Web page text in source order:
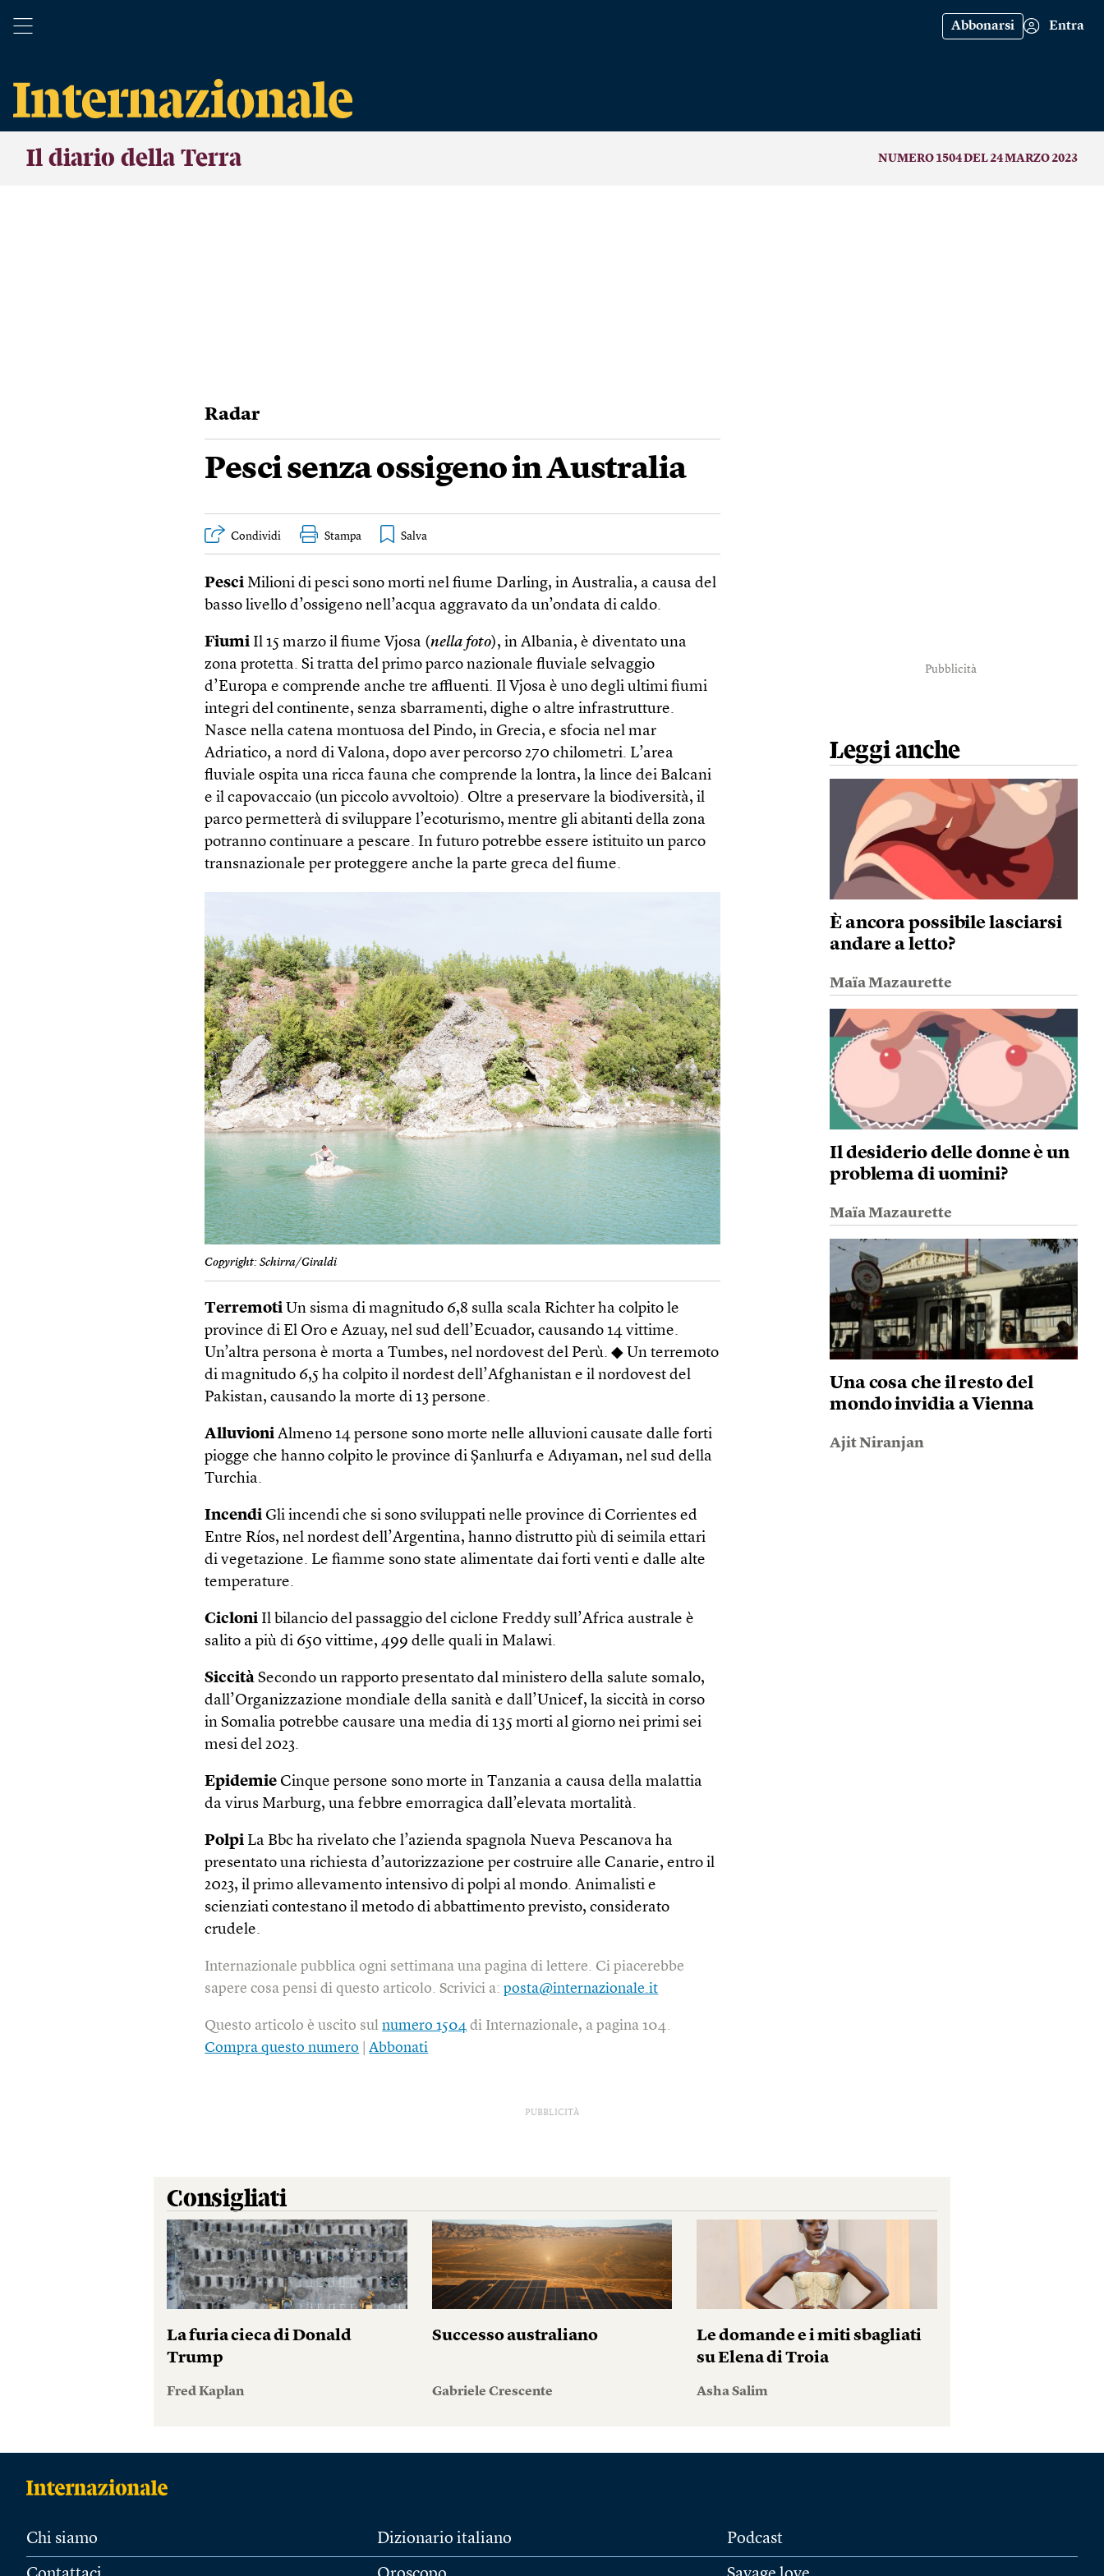
Abbonarsi Entra
Il diario della Terra NUMERO 1504 DEL 24 MARZO 2023
Radar
Pesci senza ossigeno in Australia
Condividi Stampa
Pesci Milioni di pesci sono morti nel fiume Darling, in Australia, a causa del
basso livello d’ossigeno nell’acqua aggravato da un’ondata di caldo.
Fiumi Il 15 marzo il fiume Vjosa (nella foto), in Albania, è diventato una
zona protetta. Si tratta del primo parco nazionale fluviale selvaggio
d’Europa e comprende anche tre affluenti. Il Vjosa è uno degli ultimi fiumi
integri del continente, senza sbarramenti, dighe o altre infrastrutture.
Nasce nella catena montuosa del Pindo, in Grecia, e sfocia nel mar
Adriatico, a nord di Valona, dopo aver percorso 270 chilometri. L’area
fluviale ospita una ricca fauna che comprende la lontra, la lince dei Balcani
e il capovaccaio (un piccolo avvoltoio). Oltre a preservare la biodiversità, il
parco permetterà di sviluppare l’ecoturismo, mentre gli abitanti della zona
potranno continuare a pescare. In futuro potrebbe essere istituito un parco
transnazionale per proteggere anche la parte greca del fiume.
Copyright: Schirra/Giraldi
Terremoti Un sisma di magnitudo 6,8 sulla scala Richter ha colpito le
province di El Oro e Azuay, nel sud dell’Ecuador, causando 14 vittime.
Un’altra persona è morta a Tumbes, nel nordovest del Perù. ◆ Un terremoto
di magnitudo 6,5 ha colpito il nordest dell’Afghanistan e il nordovest del
Pakistan, causando la morte di 13 persone.
Alluvioni Almeno 14 persone sono morte nelle alluvioni causate dalle forti
piogge che hanno colpito le province di Şanlıurfa e Adıyaman, nel sud della
Turchia.
Incendi Gli incendi che si sono sviluppati nelle province di Corrientes ed
Entre Ríos, nel nordest dell’Argentina, hanno distrutto più di seimila ettari
di vegetazione. Le fiamme sono state alimentate dai forti venti e dalle alte
temperature.
Cicloni Il bilancio del passaggio del ciclone Freddy sull’Africa australe è
salito a più di 650 vittime, 499 delle quali in Malawi.
Siccità Secondo un rapporto presentato dal ministero della salute somalo,
dall’Organizzazione mondiale della sanità e dall’Unicef, la siccità in corso
in Somalia potrebbe causare una media di 135 morti al giorno nei primi sei
mesi del 2023.
Epidemie Cinque persone sono morte in Tanzania a causa della malattia
da virus Marburg, una febbre emorragica dall’elevata mortalità.
Polpi La Bbc ha rivelato che l’azienda spagnola Nueva Pescanova ha
presentato una richiesta d’autorizzazione per costruire alle Canarie, entro il
2023, il primo allevamento intensivo di polpi al mondo. Animalisti e
scienziati contestano il metodo di abbattimento previsto, considerato
crudele.
Internazionale pubblica ogni settimana una pagina di lettere. Ci piacerebbe
sapere cosa pensi di questo articolo. Scrivici a:posta@internazionale.it
Questo articolo è uscito sulnumero 1504 di Internazionale, a pagina 104.
Compra questo numero |Abbonati
Pubblicità
Leggi anche
È ancora possibile lasciarsi
andare a letto?
Maïa Mazaurette
Il desiderio delle donne è un
problema di uomini?
Maïa Mazaurette
Una cosa che il resto del
mondo invidia a Vienna
Ajit Niranjan
PUBBLICITÀ
Consigliati
La furia cieca di Donald
Trump
Fred Kaplan
Successo australiano
Gabriele Crescente
Le domande e i miti sbagliati
su Elena di Troia
Asha Salim
Chi siamo Dizionario italiano Podcast